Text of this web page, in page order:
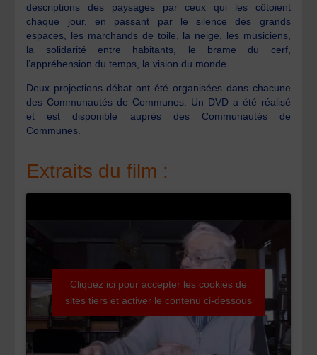
descriptions des paysages par ceux qui les côtoient
chaque jour, en passant par le silence des grands
espaces, les marchands de toile, la neige, les musiciens,
la solidarité entre habitants, le brame du cerf,
l’appréhension du temps, la vision du monde…
Deux projections-débat ont été organisées dans chacune
des Communautés de Communes. Un DVD a été réalisé
et est disponible auprès des Communautés de
Communes.
Extraits du film :
Cliquez ici pour accepter les cookies de
sites tiers et activer le contenu ci-dessous